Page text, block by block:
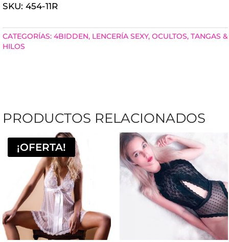
CHARLOTTE
ABIERTA
CANTIDAD
SKU: 454-11R
CATEGORÍAS: 4BIDDEN, LENCERÍA SEXY, OCULTOS, TANGAS &
HILOS
PRODUCTOS RELACIONADOS
¡OFERTA!